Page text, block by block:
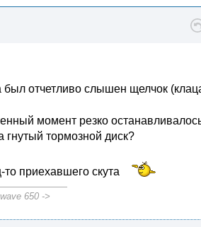
был отчетливо слышен щелчок
момент резко
гнутый тормозной диск?
приехавшего скута
650 ->